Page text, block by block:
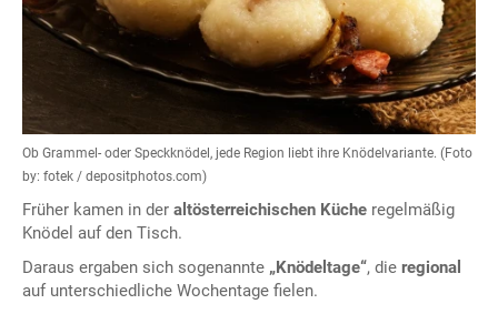
Ob Grammel- oder Speckknödel, jede Region liebt ihre Knödelvariante. (Foto
by: fotek / depositphotos.com)
Früher kamen in der altösterreichischen Küche regelmäßig
Knödel auf den Tisch.
Daraus ergaben sich sogenannte „Knödeltage“, die regional
auf unterschiedliche Wochentage fielen.